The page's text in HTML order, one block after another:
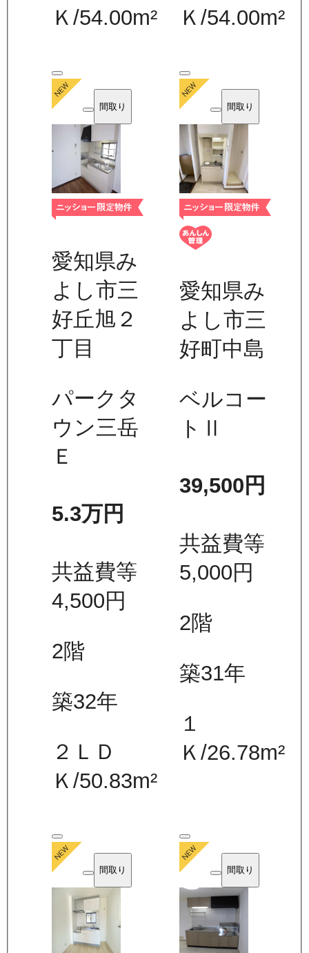
Ｋ/54.00m²
Ｋ /54.00m²
間取り
愛知県み
よし市三
好丘旭２
丁目
パークタ
ウン三岳
Ｅ
5.3万円
共益費等
4,500円
2階
築32年
２ＬＤ
Ｋ/50.83m²
間取り
愛知県み
よし市三
好町中島
ベルコー
トⅡ
39,500 円
共益費等
5,000円
2階
築31年
１
Ｋ /26.78m²
間取り 間取り